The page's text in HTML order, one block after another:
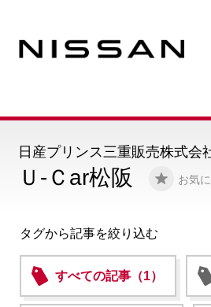
Ｕ-Ｃar松阪 お気
日産プリンス三重販売株式会
タグから記事を絞り込む
すべての記事（1）